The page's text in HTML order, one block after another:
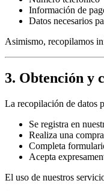
Información de
Datos necesarios
Asimismo, recopilamos
3. Obtención y
La recopilación de datos
Se registra en
Realiza una compra
Completa
Acepta
El uso de nuestros